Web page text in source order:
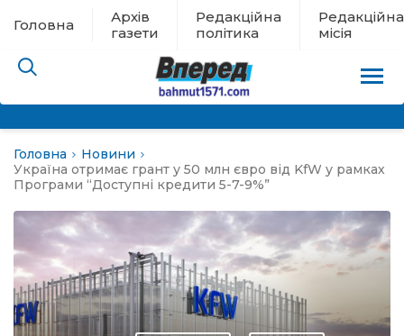
Головна
Архів
газети
Редакційна
політика
Редакційна
місія
евакуації
новини
Головна
Новини
Україна отримає грант у 50 млн євро від KfW у рамках
Програми “Доступні кредити 5-7-9%”